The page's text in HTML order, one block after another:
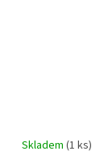
Skladem (1 ks)